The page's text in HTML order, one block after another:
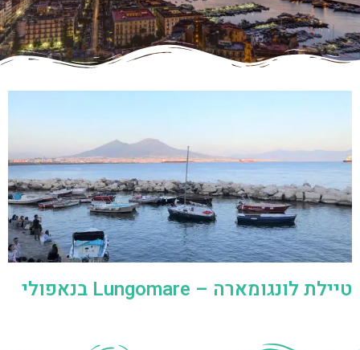
טיילת לונגומארה – Lungomare בנאפולי